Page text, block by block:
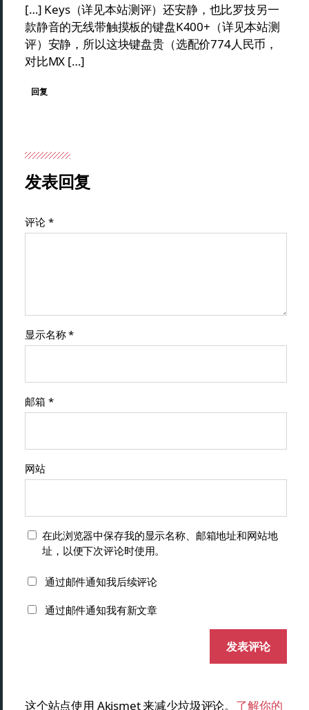
[…] Keys（详见本站测评）还安静，也比罗技另一
款静音的无线带触摸板的键盘K400+（详见本站测
评）安静，所以这块键盘贵（选配价774人民币，
对比MX […]
回复
发表回复
评论 *
显示名称*
邮箱 *
网站
在此浏览器中保存我的显示名称、邮箱地址和网站地
址，以便下次评论时使用。
通过邮件通知我后续评论
通过邮件通知我有新文章
这个站点使用 Akismet 来减少垃圾评论。 了解你的